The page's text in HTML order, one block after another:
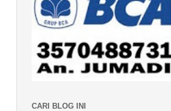
CARI BLOG INI